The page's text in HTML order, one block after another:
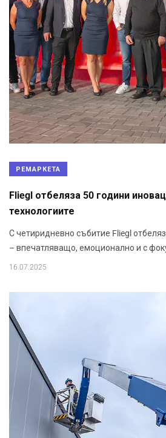
РЕМАРКЕТА
Fliegl отбеляза 50 години
технологиите
С четиридневно събитие Fliegl
– впечатляващо, емоционално и с
16.07.2025